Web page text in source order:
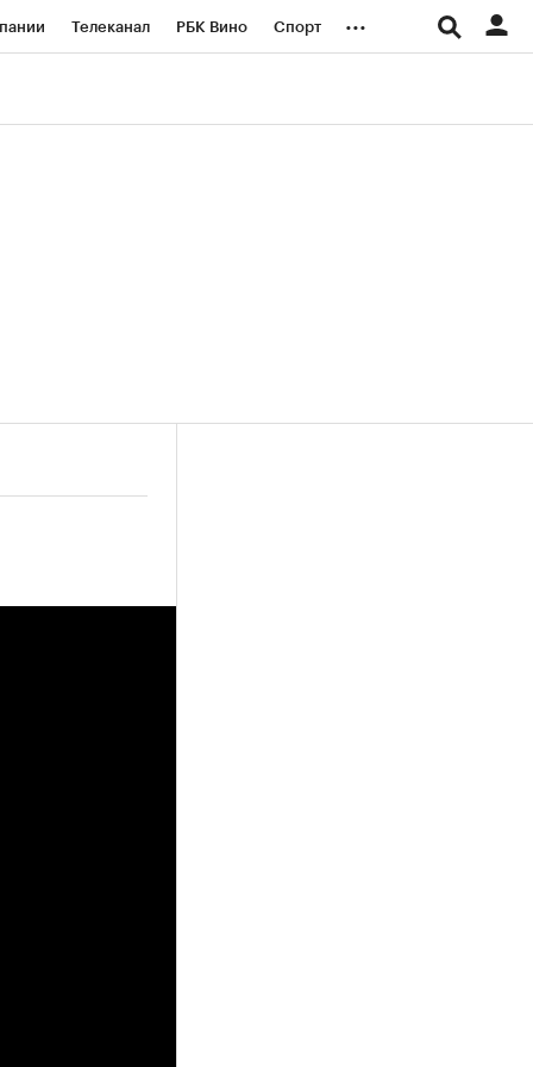
Телеканал РБК Вино Спорт ...